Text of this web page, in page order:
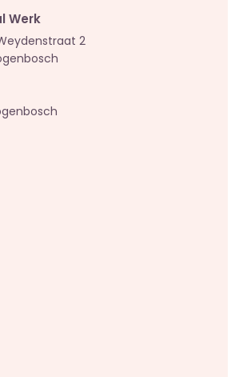
Werk
2